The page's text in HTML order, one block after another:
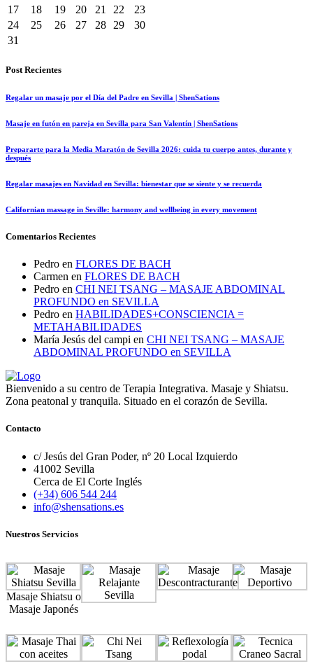
17
18 19 20 21 22
23
24
25 26 27 28 29
30
31
Post Recientes
Regalar un masaje por el Día del Padre en Sevilla | ShenSations
Masaje en futón en pareja en Sevilla para San Valentín | ShenSations
Prepararte para la Media Maratón de Sevilla 2026: cuida tu cuerpo antes, durante y
después
Regalar masajes en Navidad en Sevilla: bienestar que se siente y se recuerda
Californian massage in Seville: harmony and wellbeing in every movement
Comentarios Recientes
Pedro en FLORES DE BACH
Carmen en FLORES DE BACH
Pedro en CHI NEI TSANG – MASAJE ABDOMINAL
PROFUNDO en SEVILLA
Pedro en HABILIDADES+CONSCIENCIA =
METAHABILIDADES
María Jesús del campi en CHI NEI TSANG – MASAJE
ABDOMINAL PROFUNDO en SEVILLA
Bienvenido a su centro de Terapia Integrativa. Masaje y Shiatsu.
Zona peatonal y tranquila. Situado en el corazón de Sevilla.
Contacto
c/ Jesús del Gran Poder, nº 20 Local Izquierdo
41002 Sevilla
Cerca de El Corte Inglés
(+34) 606 544 244
info@shensations.es
Nuestros Servicios
Masaje Shiatsu o
Masaje Japonés